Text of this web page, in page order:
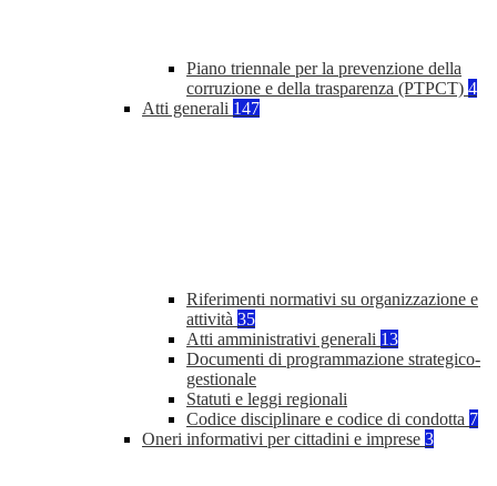
Piano triennale per la prevenzione della
corruzione e della trasparenza (PTPCT) 4
Atti generali 147
Riferimenti normativi su organizzazione e
attività 35
Atti amministrativi generali 13
Documenti di programmazione strategico-
gestionale
Statuti e leggi regionali
Codice disciplinare e codice di condotta 7
Oneri informativi per cittadini e imprese 3